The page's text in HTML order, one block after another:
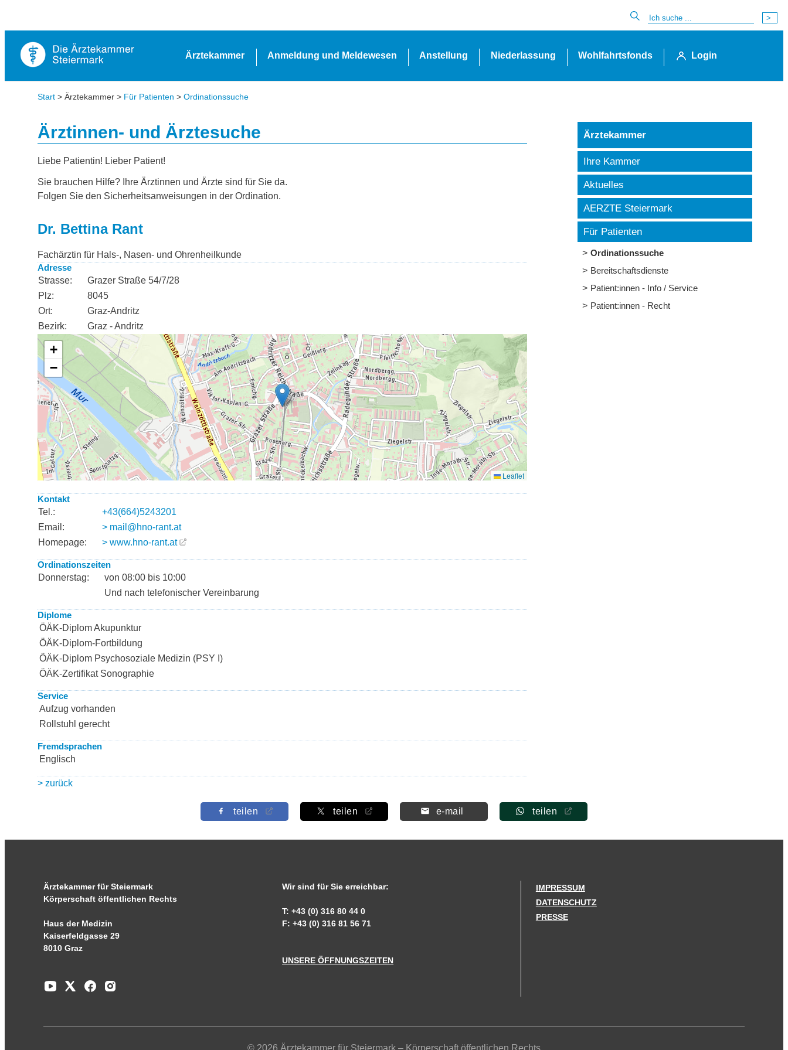
Ärztekammer Anmeldung und Meldewesen Anstellung Niederlassung Wohlfahrtsfonds Login
Start > Ärztekammer > Für Patienten > Ordinationssuche
Ärztinnen- und Ärztesuche
Liebe Patientin! Lieber Patient!
Sie brauchen Hilfe? Ihre Ärztinnen und Ärzte sind für Sie da.
Folgen Sie den Sicherheitsanweisungen in der Ordination.
Dr. Bettina Rant
Fachärztin für Hals-, Nasen- und Ohrenheilkunde
Adresse
Strasse:
Grazer Straße 54/7/28
Plz:
8045
Ort:
Graz-Andritz
Bezirk:
Graz - Andritz
Kontakt
Tel.:
+43(664)5243201
Email:
> mail@hno-rant.at
Homepage:
> www.hno-rant.at
Ordinationszeiten
Donnerstag:
von 08:00 bis 10:00
Und nach telefonischer Vereinbarung
Diplome
ÖÄK-Diplom Akupunktur
ÖÄK-Diplom-Fortbildung
ÖÄK-Diplom Psychosoziale Medizin (PSY I)
ÖÄK-Zertifikat Sonographie
Service
Aufzug vorhanden
Rollstuhl gerecht
Fremdsprachen
Englisch
> zurück
Ärztekammer
Ihre Kammer
Aktuelles
AERZTE Steiermark
Für Patienten
Ordinationssuche
Bereitschaftsdienste
Patient:innen - Info / Service
Patient:innen - Recht
teilen teilen e-mail teilen
Ärztekammer für Steiermark
Körperschaft öffentlichen Rechts
Haus der Medizin
Kaiserfeldgasse 29
8010 Graz
Wir sind für Sie erreichbar:
T: +43 (0) 316 80 44 0
F: +43 (0) 316 81 56 71
UNSERE ÖFFNUNGSZEITEN
IMPRESSUM
DATENSCHUTZ
PRESSE
© 2026 Ärztekammer für Steiermark – Körperschaft öffentlichen Rechts